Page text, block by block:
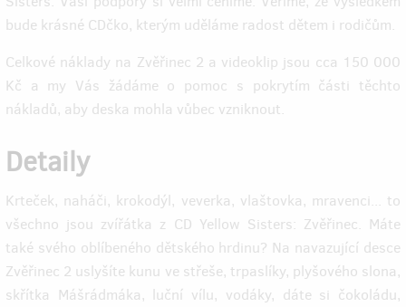
bude krásné CDčko, kterým uděláme radost dětem i rodičům.
Celkové náklady na Zvěřinec 2 a videoklip jsou cca 150 000
Kč a my Vás žádáme o pomoc s pokrytím části těchto
nákladů, aby deska mohla vůbec vzniknout.
Detaily
Krteček, naháči, krokodýl, veverka, vlaštovka, mravenci... to
všechno jsou zvířátka z CD Yellow Sisters: Zvěřinec. Máte
také svého oblíbeného dětského hrdinu? Na navazující desce
Zvěřinec 2 uslyšíte kunu ve střeše, trpaslíky, plyšového slona,
skřítka Mášrádmáka, luční vílu, vodáky, dáte si čokoládu,